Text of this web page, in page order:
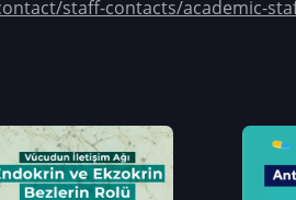
staff-contacts/academic-